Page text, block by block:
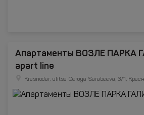
Апартаменты ВОЗЛЕ ПАРКА
apart line
Krasnodar, ulitsa Geroya Sarabeeva, 3/1,